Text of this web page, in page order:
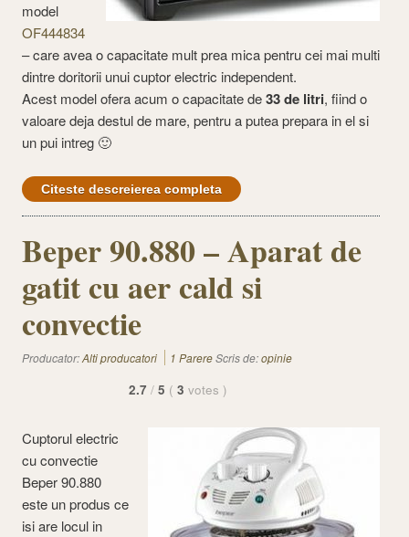
model
OF444834
– care avea o capacitate mult prea mica pentru cei mai multi
dintre doritorii unui cuptor electric independent.
Acest model ofera acum o capacitate de33 de litri, fiind o
valoare deja destul de mare, pentru a putea prepara in el si
un pui intreg 🙂
Citeste descreierea completa
Beper 90.880 – Aparat de
gatit cu aer cald si
convectie
Producator:Alti producatori 1 ParereScris de:opinie
2.7 / 5 ( 3 votes )
Cuptorul electric
cu convectie
Beper 90.880
este un produs ce
isi are locul in